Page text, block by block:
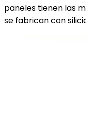
paneles tienen las
se fabrican con